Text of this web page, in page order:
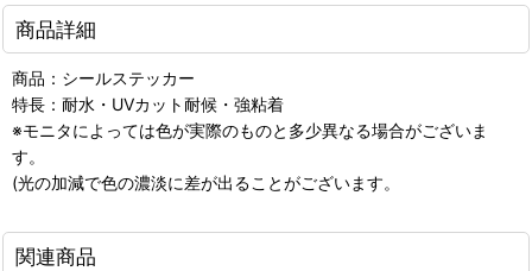
商品詳細
商品：シールステッカー
特長：耐水・UVカット耐候・強粘着
※モニタによっては色が実際のものと多少異なる場合がございま
す。
(光の加減で色の濃淡に差が出ることがございます。
関連商品